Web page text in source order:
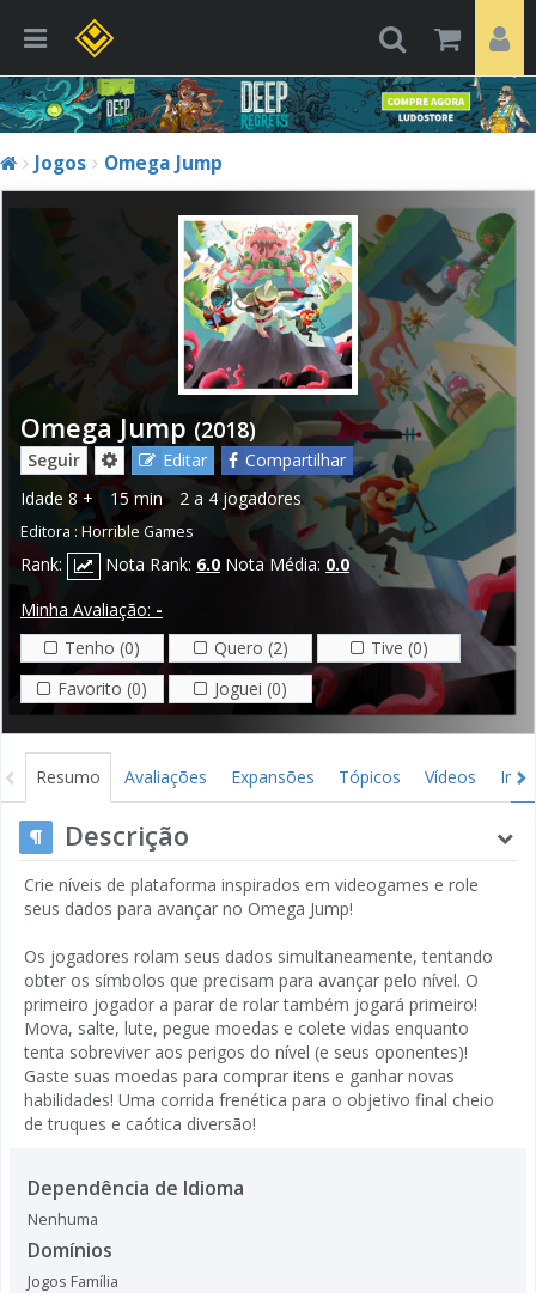
Jogos Omega Jump
Omega Jump (2018)
Seguir Editar
Compartilhar
Idade 8 + 15 min 2 a 4 jogadores
Editora : Horrible Games
Rank: Nota Rank: 6.0 Nota Média: 0.0
Minha Avaliação: -
Tenho (0)
Quero (2)
Tive (0)
Favorito (0)
Joguei (0)
Resumo Avaliações Expansões Tópicos Vídeos
Descrição
Crie níveis de plataforma inspirados em videogames e role
seus dados para avançar no Omega Jump!
Os jogadores rolam seus dados simultaneamente, tentando
obter os símbolos que precisam para avançar pelo nível. O
primeiro jogador a parar de rolar também jogará primeiro!
Mova, salte, lute, pegue moedas e colete vidas enquanto
tenta sobreviver aos perigos do nível (e seus oponentes)!
Gaste suas moedas para comprar itens e ganhar novas
habilidades! Uma corrida frenética para o objetivo final cheio
de truques e caótica diversão!
Dependência de Idioma
Nenhuma
Domínios
Jogos Família